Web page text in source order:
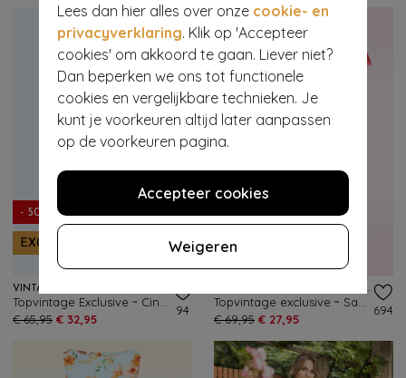
Lees dan hier alles over onze cookie- en
privacyverklaring. Klik op 'Accepteer
cookies' om akkoord te gaan. Liever niet?
Dan beperken we ons tot functionele
cookies en vergelijkbare technieken. Je
kunt je voorkeuren altijd later aanpassen
op de voorkeuren pagina.
Accepteer cookies
Weigeren
- 50%
EXCLUSIEF
€ 65,95 € 32,95
94
- 60%
EXCLUSIEF
VINTAGE CHIC FOR TOPVINTAGE
€ 69,95 € 27,95
694